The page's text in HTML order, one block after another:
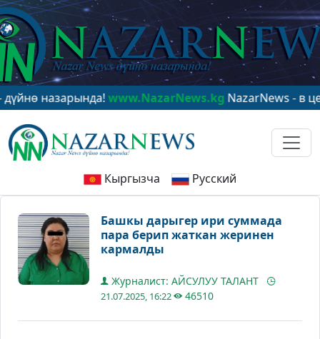
www.NazarNews.kgNazarNews - в центре
Кыргызча Русский
Башкы дарыгер ири суммада
пара берип жаткан жеринен
кармалды
Журналист: АЙСУЛУУ ТАЛАНТ
21.07.2025, 16:22 46510